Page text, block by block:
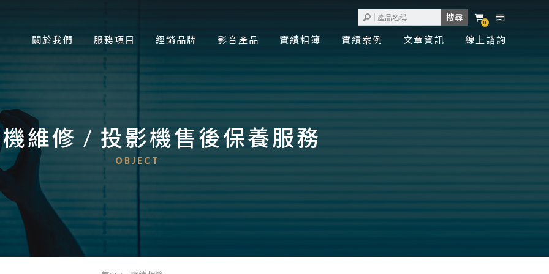
0
關於我們 服務項目 經銷品牌 影音產品 實績相簿 實績案例 文章資訊 線上諮詢
維修 / 投影機售後保養服務